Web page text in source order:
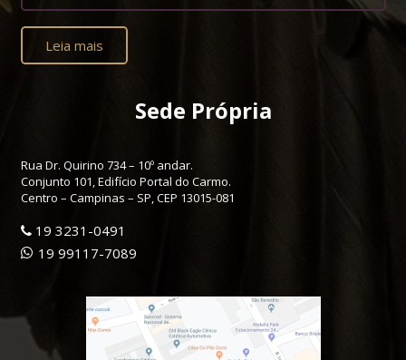
sentidos e sentimentos de forma aguçada, nos
possibilitando perceber, o quão importante é a
comunicação e atenção que devemos ter com
estão a nosso redor convivendo, dividindo e
compartilhando! Além de proporcionar uma
em uma experiência realista com muita beleza e
vida. Mais uma vez a Razão Humana inovando no
parabéns!!!
Conte sempre com a ALVIM&CIA nos projetos da
07/2026
Leia mais
Sede Própria
Rua Dr. Quirino 734 – 10º andar.
Conjunto 101, Edifício Portal do Carmo.
Centro – Campinas – SP, CEP 13015-081
19 3231-0491
19 99117-7089